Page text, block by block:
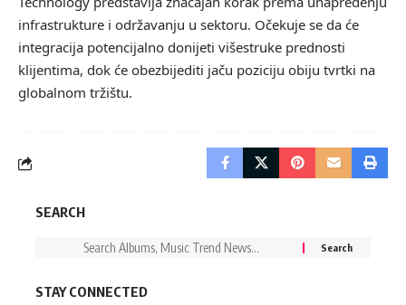
infrastrukture i održavanju u sektoru. Očekuje se da će
integracija potencijalno donijeti višestruke prednosti
klijentima, dok će obezbijediti jaču poziciju obiju tvrtki na
globalnom tržištu.
SEARCH
STAY CONNECTED